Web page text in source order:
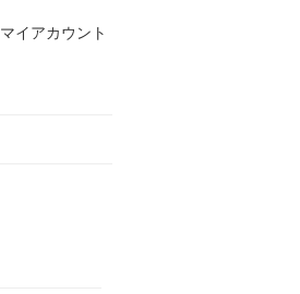
マイアカウント